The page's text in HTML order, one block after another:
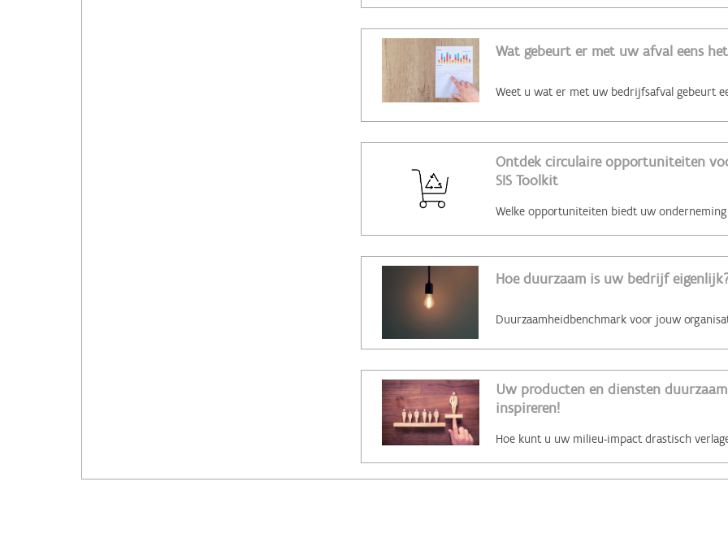
Wat gebeurt er met uw afval eens
Ontdek circulaire opportuniteiten
SIS Toolkit
Hoe duurzaam is uw bedrijf
Uw producten en diensten
inspireren!